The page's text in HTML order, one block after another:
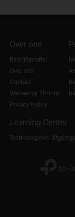
Over ons
Bedrijfsprofiel
Over ons
Contact
Werken bij TP-Link
Privacy Policy
Learning Center
Technologieën Uitgelegd